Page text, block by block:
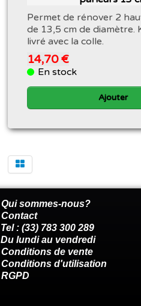
Permet de rénover 2
de 13,5 cm de diamètre.
livré avec la colle.
14,70 €
En stock
Ajouter
Qui sommes-nous?
Contact
Tel : (33) 783 300 289
Du lundi au vendredi
Conditions de vente
Conditions d'utilisation
RGPD